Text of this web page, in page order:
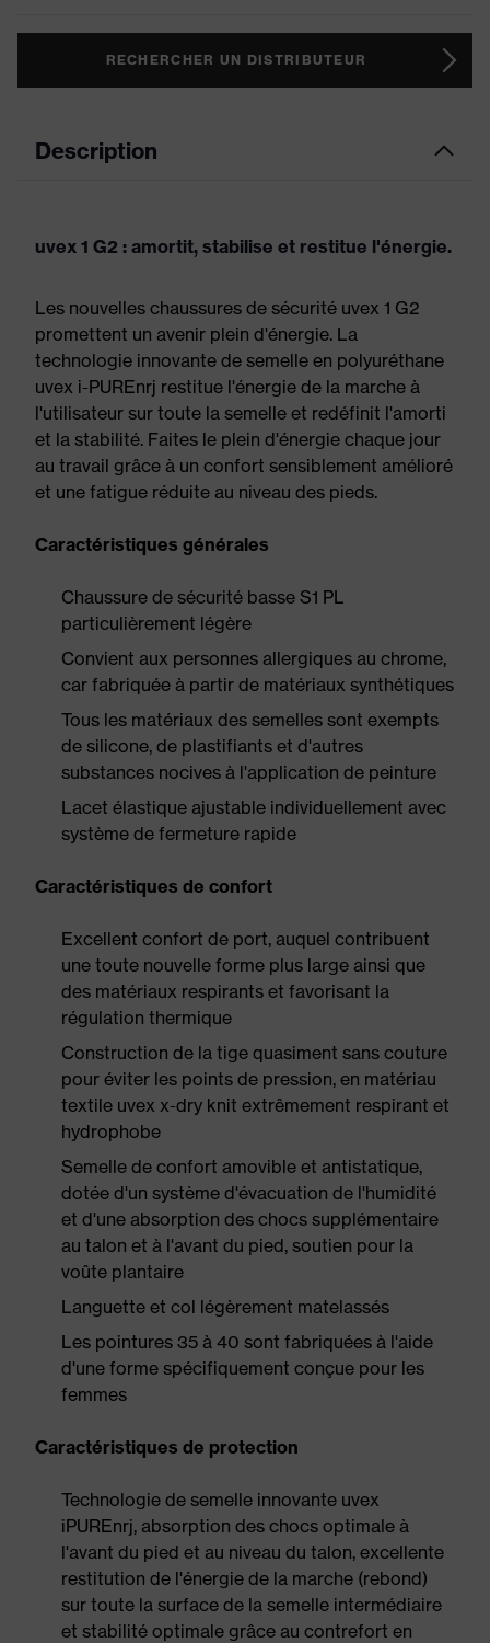
RECHERCHER UN DISTRIBUTEUR
Description
uvex 1 G2 : amortit, stabilise et restitue l'énergie.
Les nouvelles chaussures de sécurité uvex 1 G2
promettent un avenir plein d'énergie. La
technologie innovante de semelle en polyuréthane
uvex i-PUREnrj restitue l'énergie de la marche à
l'utilisateur sur toute la semelle et redéfinit l'amorti
et la stabilité. Faites le plein d'énergie chaque jour
au travail grâce à un confort sensiblement amélioré
et une fatigue réduite au niveau des pieds.
Caractéristiques générales
Chaussure de sécurité basse S1 PL
particulièrement légère
Convient aux personnes allergiques au chrome,
car fabriquée à partir de matériaux synthétiques
Tous les matériaux des semelles sont exempts
de silicone, de plastifiants et d'autres
substances nocives à l'application de peinture
Lacet élastique ajustable individuellement avec
système de fermeture rapide
Caractéristiques de confort
Excellent confort de port, auquel contribuent
une toute nouvelle forme plus large ainsi que
des matériaux respirants et favorisant la
régulation thermique
Construction de la tige quasiment sans couture
pour éviter les points de pression, en matériau
textile uvex x-dry knit extrêmement respirant et
hydrophobe
Semelle de confort amovible et antistatique,
dotée d'un système d'évacuation de l'humidité
et d'une absorption des chocs supplémentaire
au talon et à l'avant du pied, soutien pour la
voûte plantaire
Languette et col légèrement matelassés
Les pointures 35 à 40 sont fabriquées à l'aide
d'une forme spécifiquement conçue pour les
femmes
Caractéristiques de protection
Technologie de semelle innovante uvex
iPUREnrj, absorption des chocs optimale à
l'avant du pied et au niveau du talon, excellente
restitution de l'énergie de la marche (rebond)
sur toute la surface de la semelle intermédiaire
et stabilité optimale grâce au contrefort en